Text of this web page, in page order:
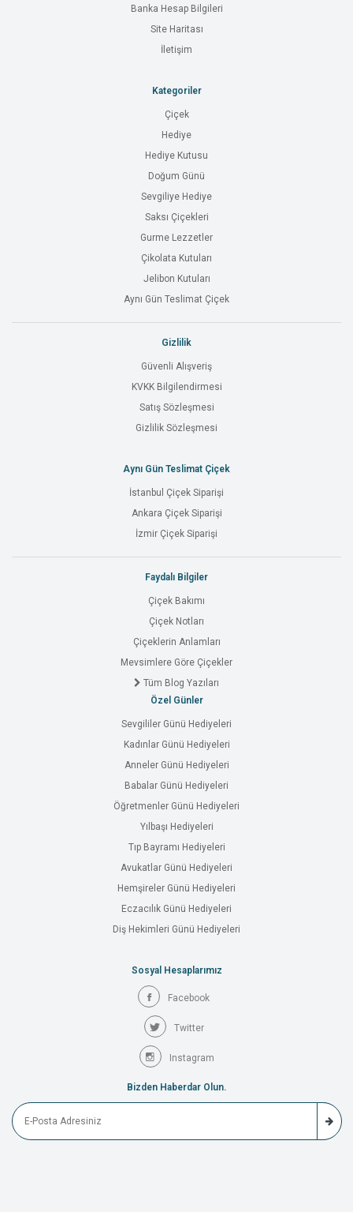
Banka Hesap Bilgileri
Site Haritası
İletişim
Kategoriler
Çiçek
Hediye
Hediye Kutusu
Doğum Günü
Sevgiliye Hediye
Saksı Çiçekleri
Gurme Lezzetler
Çikolata Kutuları
Jelibon Kutuları
Aynı Gün Teslimat Çiçek
Gizlilik
Güvenli Alışveriş
KVKK Bilgilendirmesi
Satış Sözleşmesi
Gizlilik Sözleşmesi
Aynı Gün Teslimat Çiçek
İstanbul Çiçek Siparişi
Ankara Çiçek Siparişi
İzmir Çiçek Siparişi
Faydalı Bilgiler
Çiçek Bakımı
Çiçek Notları
Çiçeklerin Anlamları
Mevsimlere Göre Çiçekler
Tüm Blog Yazıları
Özel Günler
Sevgililer Günü Hediyeleri
Kadınlar Günü Hediyeleri
Anneler Günü Hediyeleri
Babalar Günü Hediyeleri
Öğretmenler Günü Hediyeleri
Yılbaşı Hediyeleri
Tıp Bayramı Hediyeleri
Avukatlar Günü Hediyeleri
Hemşireler Günü Hediyeleri
Eczacılık Günü Hediyeleri
Diş Hekimleri Günü Hediyeleri
Sosyal Hesaplarımız
Facebook
Twitter
Instagram
Bizden Haberdar Olun.